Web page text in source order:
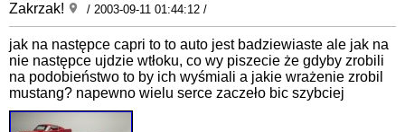
Zakrzak!
/ 2003-09-11 01:44:12 /
jak na następce capri to to auto jest badziewiaste ale jak na
nie następce ujdzie wtłoku, co wy piszecie że gdyby zrobili
na podobieństwo to by ich wyśmiali a jakie wrażenie zrobil
mustang? napewno wielu serce zaczeło bic szybciej